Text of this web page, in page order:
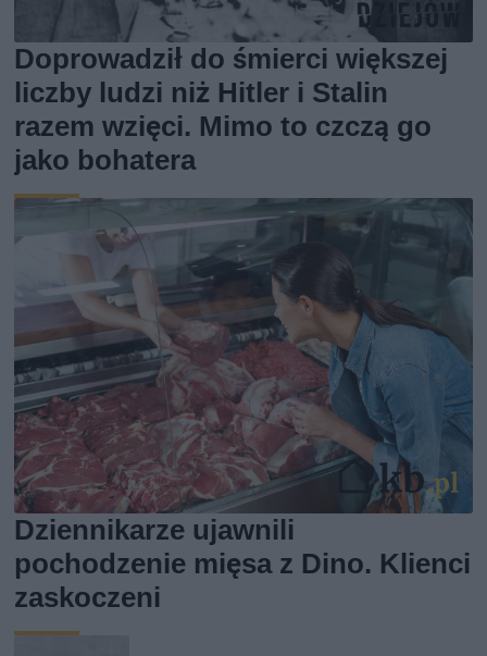
Doprowadził do śmierci większej
liczby ludzi niż Hitler i Stalin
razem wzięci. Mimo to czczą go
jako bohatera
Dziennikarze ujawnili
pochodzenie mięsa z Dino. Klienci
zaskoczeni